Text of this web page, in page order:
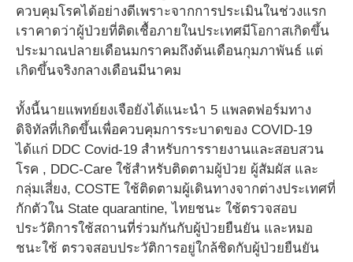
ควบคุมโรคได้อย่างดีเพราะจากการประเมินในช่วงแรก
เราคาดว่าผู้ป่วยที่ติดเชื้อภายในประเทศมีโอกาสเกิดขึ้น
ประมาณปลายเดือนมกราคมถึงต้นเดือนกุมภาพันธ์ แต่
เกิดขึ้นจริงกลางเดือนมีนาคม
ทั้งนี้นายแพทย์ยงเจือยังได้แนะนำ 5 แพลตฟอร์มทาง
ดิจิทัลที่เกิดขึ้นเพื่อควบคุมการระบาดของ COVID-19
ได้แก่ DDC Covid-19 สำหรับการรายงานและสอบสวน
โรค , DDC-Care ใช้สำหรับติดตามผู้ป่วย ผู้สัมผัส และ
กลุ่มเสี่ยง, COSTE ใช้ติดตามผู้เดินทางจากต่างประเทศที่
กักตัวใน State quarantine, ไทยชนะ ใช้ตรวจสอบ
ประวัติการใช้สถานที่ร่วมกันกับผู้ป่วยยืนยัน และหมอ
ชนะใช้ ตรวจสอบประวัติการอยู่ใกล้ชิดกับผู้ป่วยยืนยัน